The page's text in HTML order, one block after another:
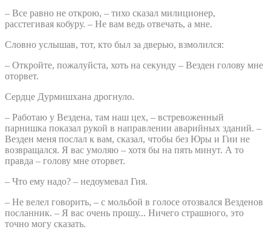
– Все равно не открою, – тихо сказал милиционер,
расстегивая кобуру. – Не вам ведь отвечать, а мне.
Словно услышав, тот, кто был за дверью, взмолился:
– Откройте, пожалуйста, хоть на секунду – Везден голову мне
оторвет.
Сердце Дурмишхана дрогнуло.
– Работаю у Вездена, там наш цех, – встревоженный
парнишка показал рукой в направлении аварийных зданий. –
Везден меня послал к вам, сказал, чтобы без Юры и Гии не
возвращался. Я вас умоляю – хотя бы на пять минут. А то
правда – голову мне оторвет.
– Что ему надо? – недоумевал Гия.
– Не велел говорить, – с мольбой в голосе отозвался Везденов
посланник. – Я вас очень прошу... Ничего страшного, это
точно могу сказать.